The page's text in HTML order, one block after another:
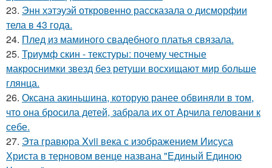
23. Энн хэтэуэй откровенно рассказала о дисморфии
тела в 43 года.
24. Плед из маминого свадебного платья связала.
25. Триумф скин - текстуры: почему честные
макроснимки звезд без ретуши восхищают мир больше
глянца.
26. Оксана акиньшина, которую ранее обвиняли в том,
что она бросила детей, забрала их от Арчила геловани к
себе.
27. Эта гравюра Xvii века с изображением Иисуса
Христа в терновом венце названа "Единый Единою